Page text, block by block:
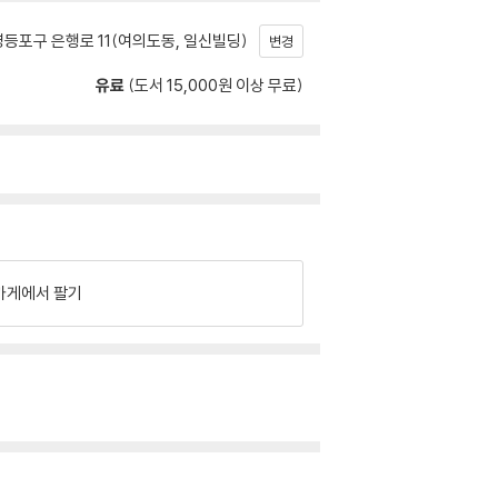
포구 은행로 11(여의도동, 일신빌딩) 변경
유료 (도서 15,000원 이상 무료)
게에서 팔기